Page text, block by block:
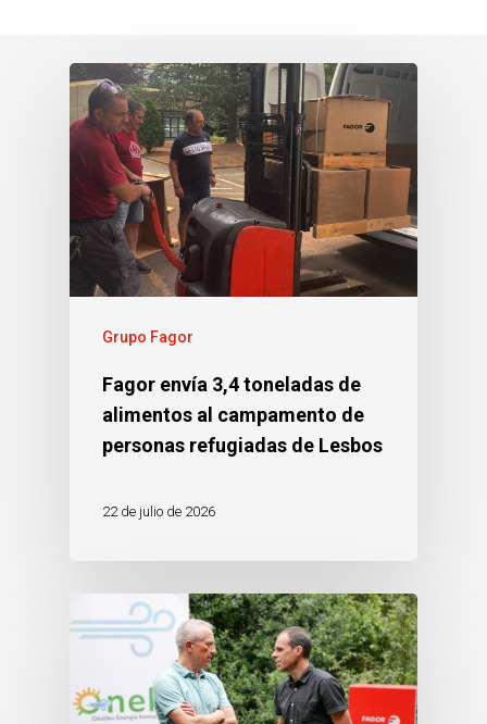
Grupo Fagor
Fagor envía 3,4 toneladas de
alimentos al campamento de
personas refugiadas de Lesbos
22 de julio de 2026